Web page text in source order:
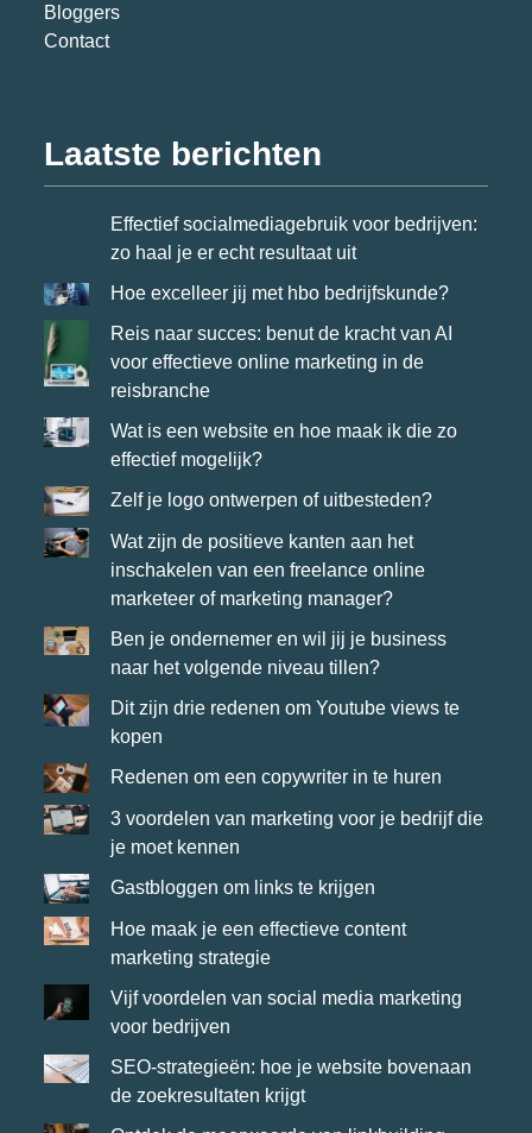
Bloggers
Contact
Laatste berichten
Effectief socialmediagebruik voor bedrijven:
zo haal je er echt resultaat uit
Hoe excelleer jij met hbo bedrijfskunde?
Reis naar succes: benut de kracht van AI
voor effectieve online marketing in de
reisbranche
Wat is een website en hoe maak ik die zo
effectief mogelijk?
Zelf je logo ontwerpen of uitbesteden?
Wat zijn de positieve kanten aan het
inschakelen van een freelance online
marketeer of marketing manager?
Ben je ondernemer en wil jij je business
naar het volgende niveau tillen?
Dit zijn drie redenen om Youtube views te
kopen
Redenen om een copywriter in te huren
3 voordelen van marketing voor je bedrijf die
je moet kennen
Gastbloggen om links te krijgen
Hoe maak je een effectieve content
marketing strategie
Vijf voordelen van social media marketing
voor bedrijven
SEO-strategieën: hoe je website bovenaan
de zoekresultaten krijgt